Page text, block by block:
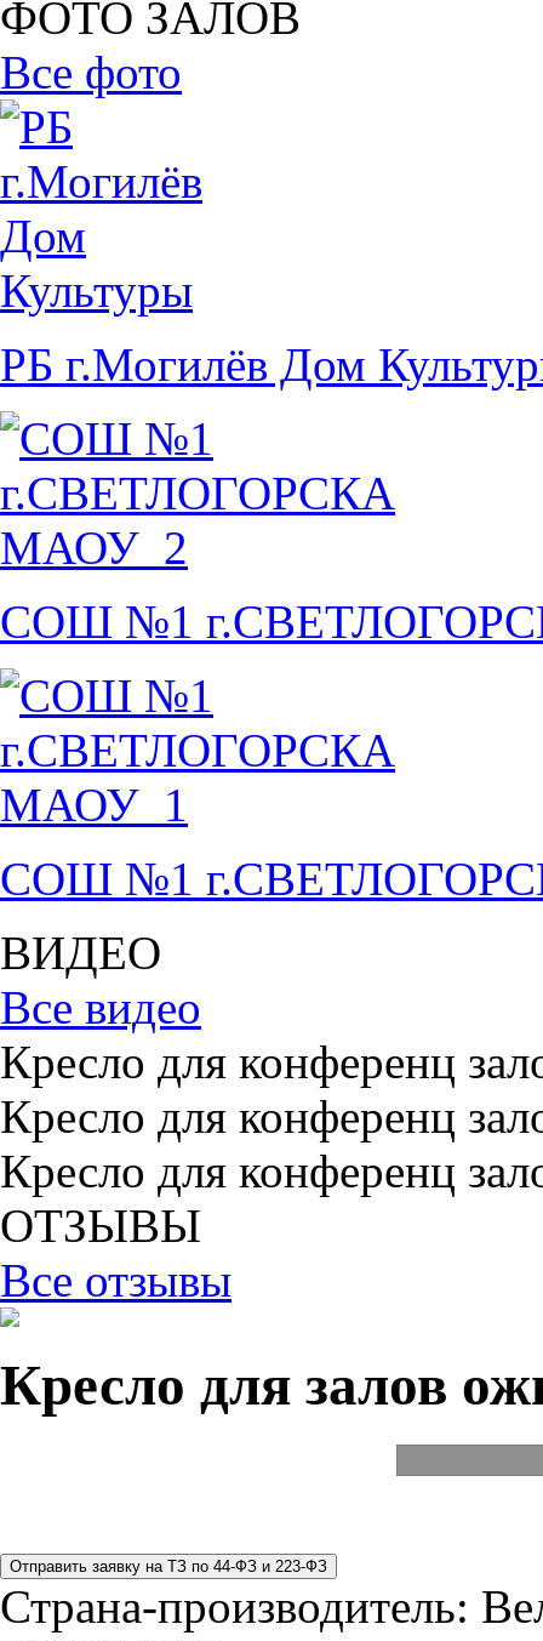
ФОТО ЗАЛОВ
Все фото
РБ г.Могилёв Дом
СОШ №1
СОШ №1
ВИДЕО
Все видео
Кресло для конференц
Кресло для конференц
Кресло для конференц
ОТЗЫВЫ
Все отзывы
Кресло для залов
Страна-производитель: